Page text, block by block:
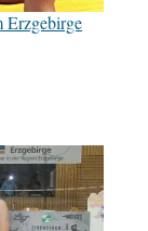
Erzgebirge